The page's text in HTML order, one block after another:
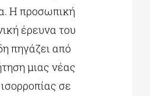
Η προσωπική
έρευνα του
πηγάζει από
μιας νέας
σε